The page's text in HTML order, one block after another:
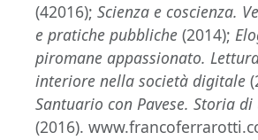
(42016); Scienza e coscienza.
e pratiche pubbliche (2014);
piromane appassionato.
interiore nella società digitale
Santuario con Pavese. Storia di
(2016).